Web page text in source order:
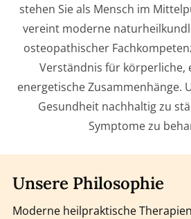
stehen Sie als Mensch im
vereint moderne
osteopathischer
Verständnis für körperliche,
energetische Zusammenhänge.
Gesundheit nachhaltig zu
Symptome zu
Unsere Philosophie
Moderne heilpraktische